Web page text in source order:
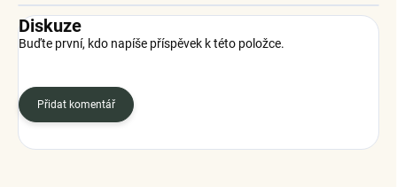
Diskuze
Buďte první, kdo napíše příspěvek k této položce.
Přidat komentář